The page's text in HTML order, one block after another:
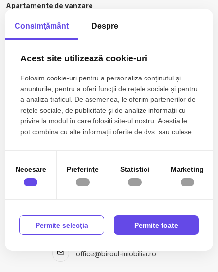
Apartamente de vanzare
Apartamente de vanzare in Ovidiu Est
Apartamente de vanzare in Constanta
Apartamente de vanzare in Constanta Km 4-5
Apartamente de vanzare in Mamaia Nord
Case de vanzare
Case de vanzare in Constanta
Case de vanzare in Cumpana Central
Case de vanzare in Cumpana
Case de vanzare in Constanta Tomis II
Terenuri de vanzare
Terenuri de vanzare in Agigea
Terenuri de vanzare in Constanta
Terenuri de vanzare in Lazu Nord
Terenuri de vanzare in Eforie Nord
0740 664 364
office@biroul-imobiliar.ro
Consimţământ Despre
Acest site utilizează cookie-uri
Folosim cookie-uri pentru a personaliza conținutul și
anunțurile, pentru a oferi funcţii de rețele sociale și pentru
a analiza traficul. De asemenea, le oferim partenerilor de
rețele sociale, de publicitate şi de analize informații cu
privire la modul în care folosiți site-ul nostru. Aceștia le
pot combina cu alte informații oferite de dvs. sau culese
Necesare Preferinţe Statistici Marketing
Permite selecţia Permite toate